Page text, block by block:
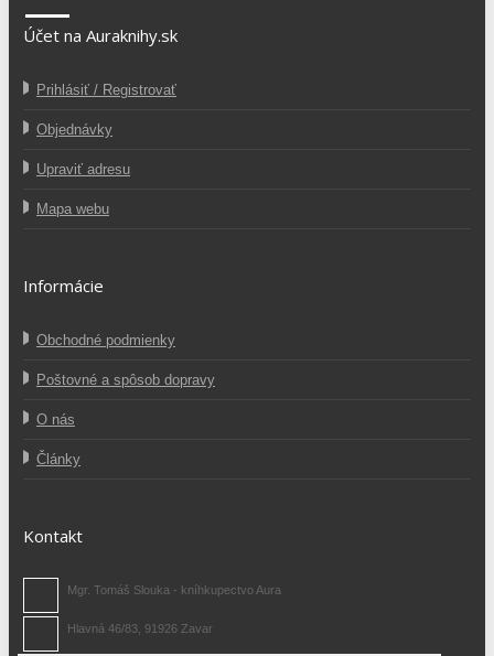
Účet na Auraknihy.sk
Prihlásiť / Registrovať
Objednávky
Upraviť adresu
Mapa webu
Informácie
Obchodné podmienky
Poštovné a spôsob dopravy
O nás
Články
Kontakt
Mgr. Tomáš Slouka - kníhkupectvo Aura
Hlavná 46/83, 91926 Zavar